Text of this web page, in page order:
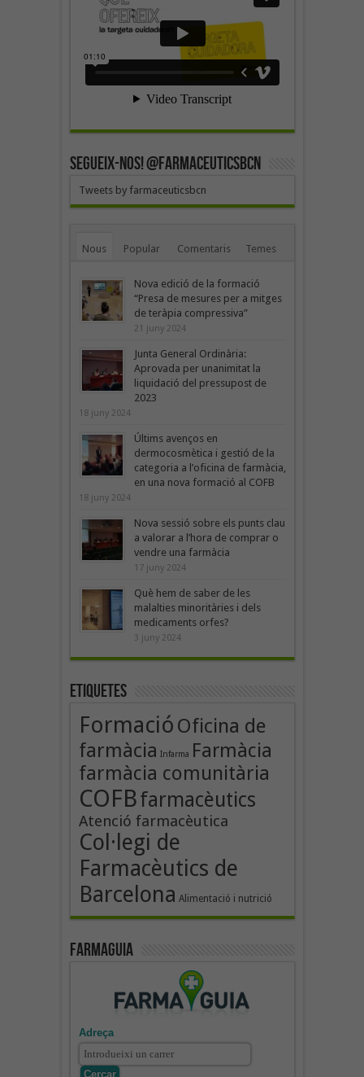
SEGUEIX-NOS! @farmaceuticsbcn
Tweets by farmaceuticsbcn
Nous Popular Comentaris Temes
Nova edició de la formació
“Presa de mesures per a mitges
de teràpia compressiva”
21 juny 2024
Junta General Ordinària:
Aprovada per unanimitat la
liquidació del pressupost de
2023
18 juny 2024
Últims avenços en
dermocosmètica i gestió de la
categoria a l’oficina de farmàcia,
en una nova formació al COFB
18 juny 2024
Nova sessió sobre els punts clau
a valorar a l’hora de comprar o
vendre una farmàcia
17 juny 2024
Què hem de saber de les
malalties minoritàries i dels
medicaments orfes?
3 juny 2024
Etiquetes
Formació Oficina de
farmàcia Infarma Farmàcia
farmàcia comunitària
COFBfarmacèutics
Atenció farmacèutica
Col·legi de
Farmacèutics de
Barcelona Alimentació i nutrició
Farmaguia
Adreça